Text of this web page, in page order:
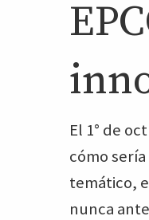
El 1° de
cómo
temático,
nunca